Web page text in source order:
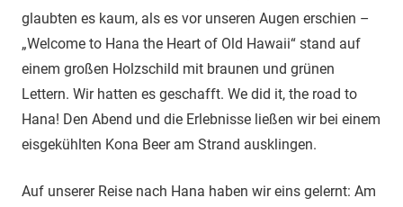
glaubten es kaum, als es vor unseren Augen erschien –
„Welcome to Hana the Heart of Old Hawaii“ stand auf
einem großen Holzschild mit braunen und grünen
Lettern. Wir hatten es geschafft. We did it, the road to
Hana! Den Abend und die Erlebnisse ließen wir bei einem
eisgekühlten Kona Beer am Strand ausklingen.
Auf unserer Reise nach Hana haben wir eins gelernt: Am